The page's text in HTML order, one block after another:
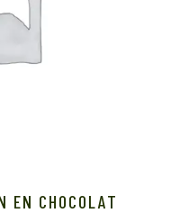
EN CHOCOLAT